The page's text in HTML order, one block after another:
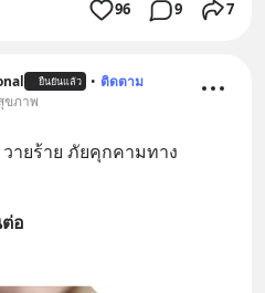
96 9 7
ยืนยันแล้ว • ติดตาม
ขภาพ
ายร้าย ภัยคุกคามทาง
อ